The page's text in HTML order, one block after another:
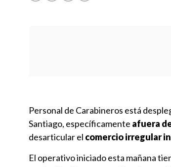
Personal de Carabineros está
Santiago, específicamente afuera
desarticular el comercio irregular
El operativo iniciado esta mañana